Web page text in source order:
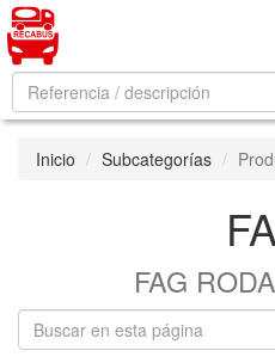
Inicio Subcategorías
FAG